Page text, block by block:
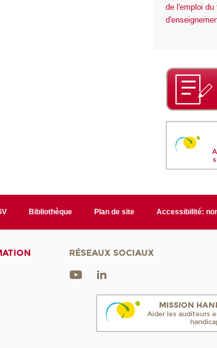
de l'emploi
Bibliothèque Plan de site Accessibilité:
RÉSEAUX SOCIAUX
MISSION
Aider les auditeurs